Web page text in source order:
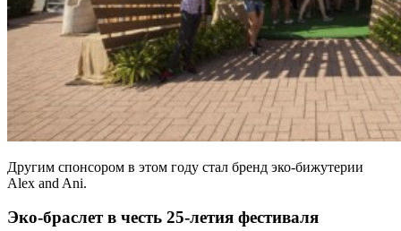
Другим спонсором в этом году стал бренд эко-бижутерии
Alex and Ani.
Эко-браслет в честь 25-летия фестиваля